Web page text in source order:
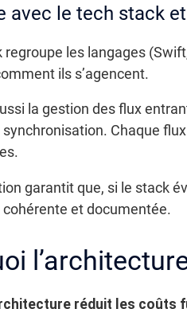
avec le tech stack
regroupe les langages
ils s’agencent.
la gestion des flux
Chaque
garantit que, si le stack
cohérente et documentée.
réduit les coûts